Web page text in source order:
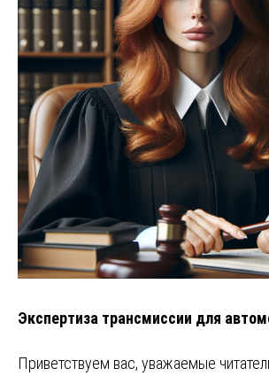
Экспертиза трансмиссии для
Приветствуем вас, уважаемые